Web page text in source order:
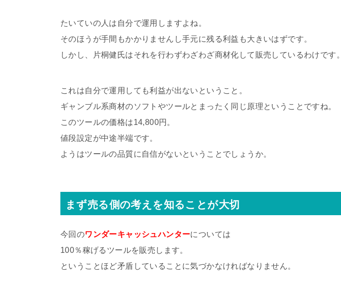
たいていの人は自分で運用しますよね。
そのほうが手間もかかりませんし手元に残る利益も大きいはずです。
しかし、片桐健氏はそれを行わずわざわざ商材化して販売しているわけです。
これは自分で運用しても利益が出ないということ。
ギャンブル系商材のソフトやツールとまったく同じ原理ということですね。
このツールの価格は14,800円。
値段設定が中途半端です。
ようはツールの品質に自信がないということでしょうか。
まず売る側の考えを知ることが大切
今回のワンダーキャッシュハンターについては
100％稼げるツールを販売します。
ということほど矛盾していることに気づかなければなりません。